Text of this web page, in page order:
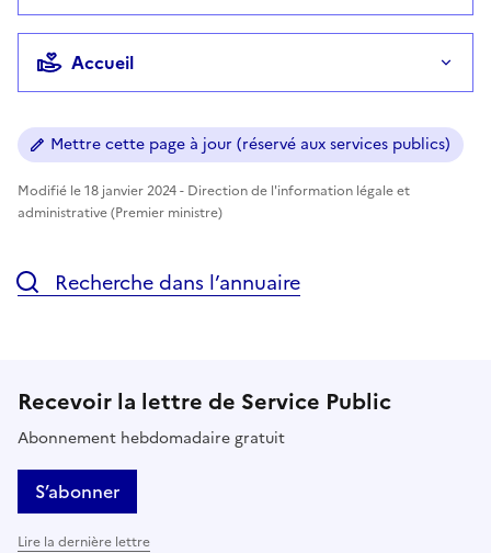
Accueil
Mettre cette page à jour (réservé aux services publics)
Modifié le 18 janvier 2024 - Direction de l'information légale et
administrative (Premier ministre)
Recherche dans l’annuaire
Recevoir la lettre de Service Public
Abonnement hebdomadaire gratuit
S’abonner
Lire la dernière lettre